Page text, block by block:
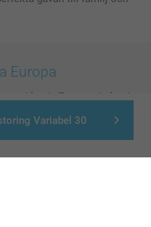
Variabel 30
Europa
France
Ireland
Schweiz Suisse